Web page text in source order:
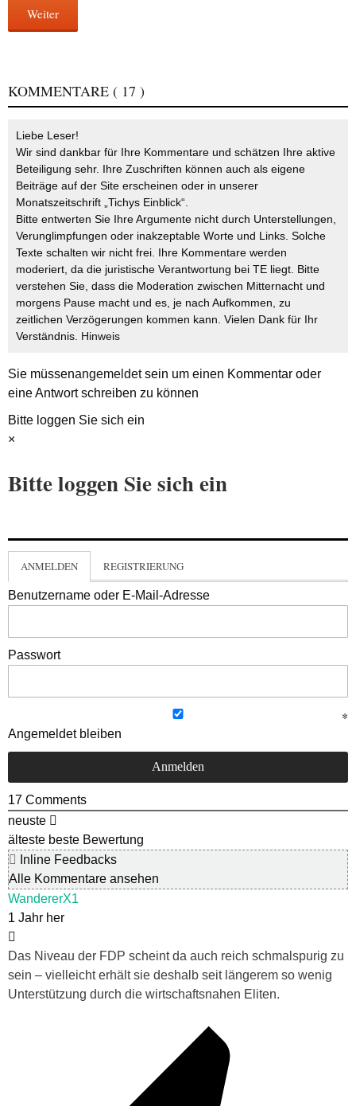
Weiter
KOMMENTARE ( 17 )
Liebe Leser!
Wir sind dankbar für Ihre Kommentare und schätzen Ihre aktive
Beteiligung sehr. Ihre Zuschriften können auch als eigene
Beiträge auf der Site erscheinen oder in unserer
Monatszeitschrift „Tichys Einblick“.
Bitte entwerten Sie Ihre Argumente nicht durch Unterstellungen,
Verunglimpfungen oder inakzeptable Worte und Links. Solche
Texte schalten wir nicht frei. Ihre Kommentare werden
moderiert, da die juristische Verantwortung bei TE liegt. Bitte
verstehen Sie, dass die Moderation zwischen Mitternacht und
morgens Pause macht und es, je nach Aufkommen, zu
zeitlichen Verzögerungen kommen kann. Vielen Dank für Ihr
Verständnis. Hinweis
Sie müssenangemeldetsein um einen Kommentar oder
eine Antwort schreiben zu können
Bitte loggen Sie sich ein
×
Bitte loggen Sie sich ein
ANMELDEN REGISTRIERUNG
Benutzername oder E-Mail-Adresse
Passwort
Angemeldet bleiben
17 Comments
neuste
älteste beste Bewertung
Inline Feedbacks
Alle Kommentare ansehen
WandererX1
1 Jahr her
Das Niveau der FDP scheint da auch reich schmalspurig zu
sein – vielleicht erhält sie deshalb seit längerem so wenig
Unterstützung durch die wirtschaftsnahen Eliten.